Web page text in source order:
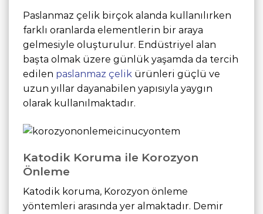
Paslanmaz çelik birçok alanda kullanılırken
farklı oranlarda elementlerin bir araya
gelmesiyle oluşturulur. Endüstriyel alan
başta olmak üzere günlük yaşamda da tercih
edilen paslanmaz çelik ürünleri güçlü ve
uzun yıllar dayanabilen yapısıyla yaygın
olarak kullanılmaktadır.
Katodik Koruma ile Korozyon
Önleme
Katodik koruma, Korozyon önleme
yöntemleri arasında yer almaktadır. Demir